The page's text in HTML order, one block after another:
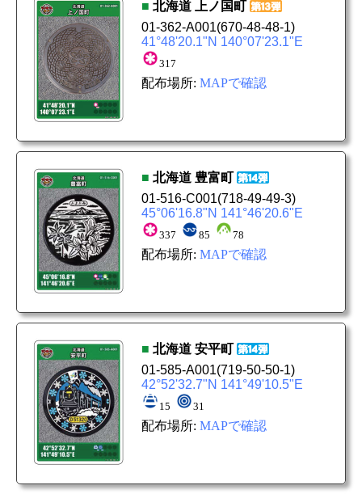
■ 北海道 上ノ国町
01-362-A001(670-48-48-1)
41°48'20.1"N 140°07'23.1"E
317
配布場所: MAPで確認
■ 北海道 豊富町
01-516-C001(718-49-49-3)
45°06'16.8"N 141°46'20.6"E
337 85 78
配布場所: MAPで確認
■ 北海道 安平町
01-585-A001(719-50-50-1)
42°52'32.7"N 141°49'10.5"E
15 31
配布場所: MAPで確認